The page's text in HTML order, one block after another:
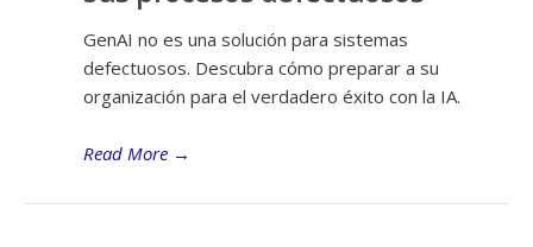
GenAI no es una solución para sistemas
defectuosos. Descubra cómo preparar a su
organización para el verdadero éxito con la IA.
Read More →